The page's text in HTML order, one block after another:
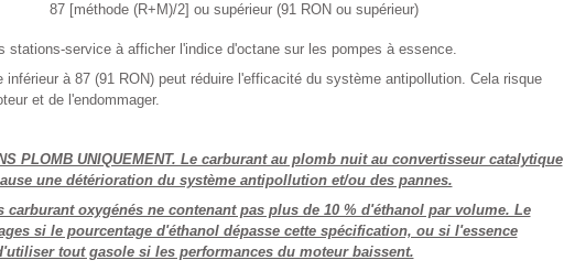
87 [méthode (R+M)/2] ou supérieur (91 RON ou supérieur)
stations-service à afficher l'indice d'octane sur les pompes à essence.
inférieur à 87 (91 RON) peut réduire l'efficacité du système antipollution. Cela risque
et de l'endommager.
PLOMB UNIQUEMENT. Le carburant au plomb nuit au convertisseur catalytique
une détérioration du système antipollution et/ou des pannes.
oxygénés ne contenant pas plus de 10 % d'éthanol par volume. Le
si le pourcentage d'éthanol dépasse cette spécification, ou si l'essence
tout gasole si les performances du moteur baissent.